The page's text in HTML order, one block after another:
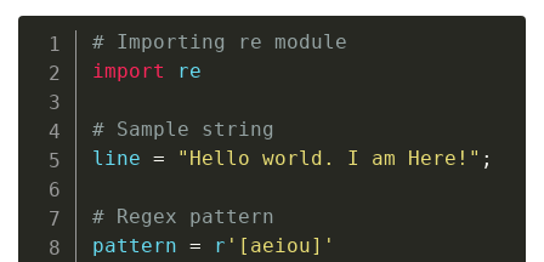
# Importing re module
import re
# Sample string
line = "Hello world. I am Here!" ;
# Regex pattern
pattern = r '[aeiou]'